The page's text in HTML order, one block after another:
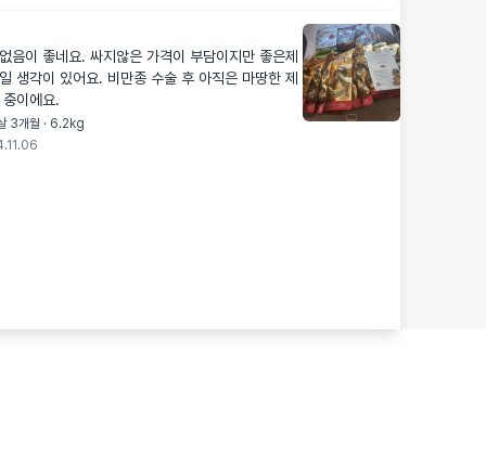
음이 좋네요. 싸지않은 가격이 부담이지만 좋은제
생각이 있어요. 비만종 수술 후 아직은 마땅한 제
이에요.
3개월 · 6.2kg